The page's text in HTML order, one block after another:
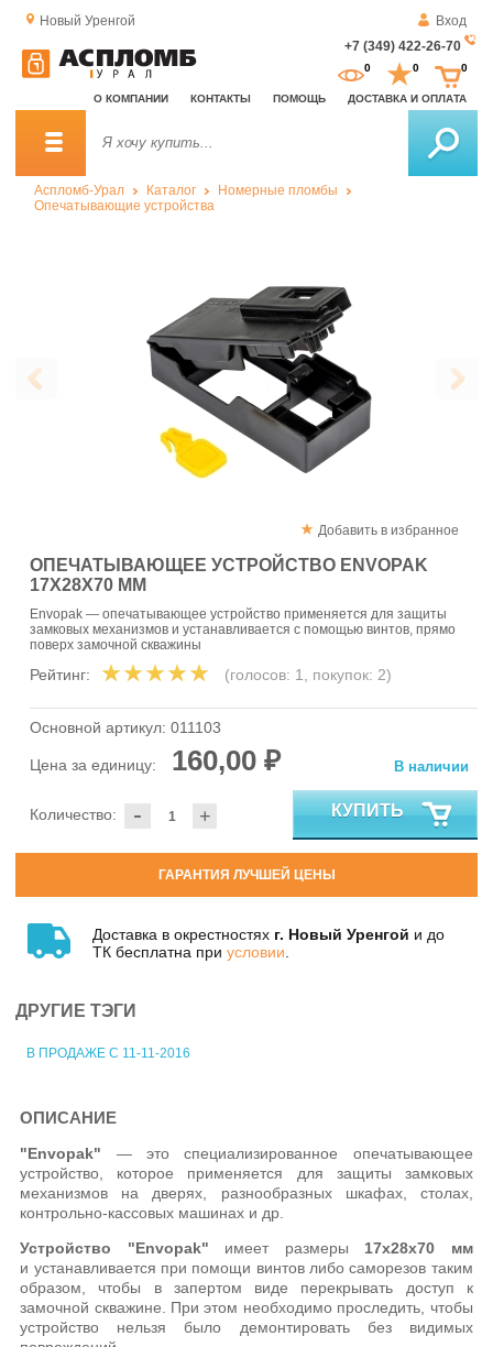
Новый Уренгой
Вход
+7 (349) 422-26-70
О КОМПАНИИ КОНТАКТЫ ПОМОЩЬ ДОСТАВКА И ОПЛАТА
0 0 0
Аспломб-Урал Каталог
Номерные пломбы
Опечатывающие устройства
Добавить в избранное
ОПЕЧАТЫВАЮЩЕЕ УСТРОЙСТВО ENVOPAK
17Х28Х70 ММ
Envopak — опечатывающее устройство применяется для защиты
замковых механизмов и устанавливается с помощью винтов, прямо
поверх замочной скважины
Рейтинг: (голосов: 1, покупок: 2)
Основной артикул: 011103
Цена за единицу: 160,00 ₽
- +
Количество:
В наличии
КУПИТЬ
ГАРАНТИЯ ЛУЧШЕЙ ЦЕНЫ
Доставка в окрестностях г. Новый Уренгой и до
ТК бесплатна при условии
ДРУГИЕ ТЭГИ
В ПРОДАЖЕ С 11-11-2016
ОПИСАНИЕ
"Envopak" — это специализированное опечатывающее
устройство, которое применяется для защиты замковых
механизмов на дверях, разнообразных шкафах, столах,
контрольно-кассовых машинах и др.
Устройство "Envopak" имеет размеры 17х28х70 мм
и устанавливается при помощи винтов либо саморезов таким
образом, чтобы в запертом виде перекрывать доступ к
замочной скважине. При этом необходимо проследить, чтобы
устройство нельзя было демонтировать без видимых